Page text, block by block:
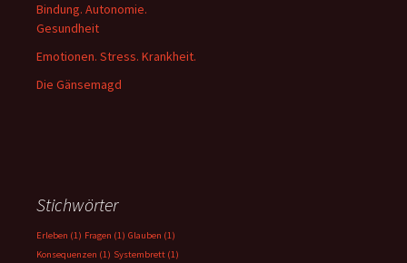
Bindung. Autonomie.
Gesundheit
Emotionen. Stress. Krankheit.
Die Gänsemagd
Stichwörter
Erleben (1) Fragen (1) Glauben (1)
Konsequenzen (1) Systembrett (1)